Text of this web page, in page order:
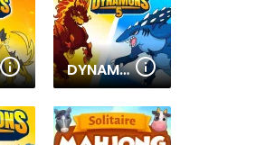
DYNAMONS 5